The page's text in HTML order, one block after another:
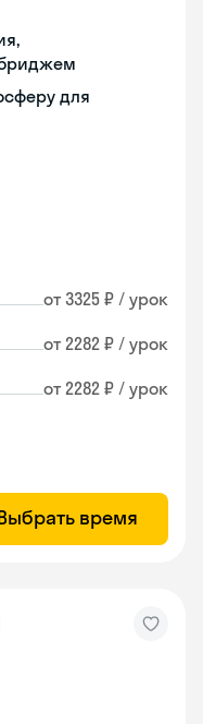
для
от 3325 ₽ / урок
от 2282 ₽ / урок
от 2282 ₽ / урок
время